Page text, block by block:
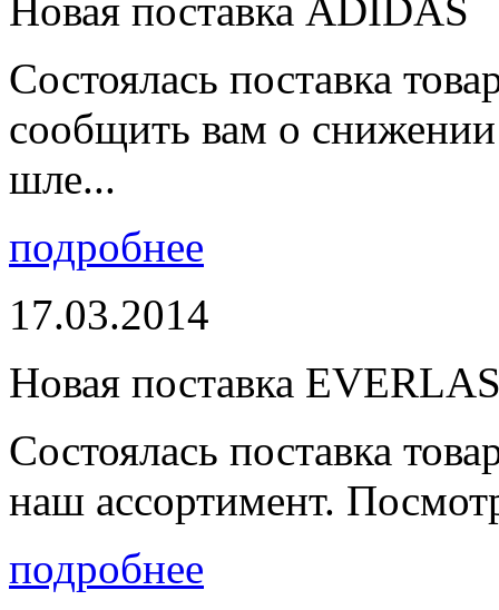
Новая поставка ADIDAS
Состоялась поставка
сообщить вам о
шле...
подробнее
17.03.2014
Новая поставка
Состоялась поставка
наш ассортимент.
подробнее